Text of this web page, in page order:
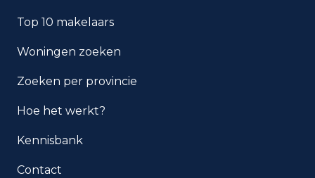
Hoe veilig is wonen in
Welke woningtypen komen
Top 10 makelaars
Woningen zoeken
Zoeken per provincie
Hoe het werkt?
Kennisbank
Contact